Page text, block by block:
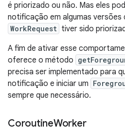
é priorizado ou não. Mas eles
notificação em algumas versões
WorkRequest tiver sido
A fim de ativar esse
oferece o método
precisa ser implementado para
notificação e iniciar um
sempre que necessário.
CoroutineWorker